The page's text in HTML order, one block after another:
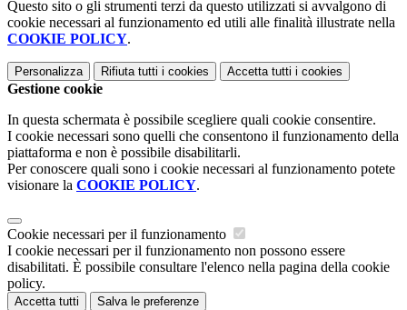
Questo sito o gli strumenti terzi da questo utilizzati si avvalgono di
cookie necessari al funzionamento ed utili alle finalità illustrate nella
COOKIE POLICY.
Personalizza Rifiuta tutti i cookies Accetta tutti i cookies
Gestione cookie
In questa schermata è possibile scegliere quali cookie consentire.
I cookie necessari sono quelli che consentono il funzionamento della
piattaforma e non è possibile disabilitarli.
Per conoscere quali sono i cookie necessari al funzionamento potete
visionare la COOKIE POLICY.
Cookie necessari per il funzionamento
I cookie necessari per il funzionamento non possono essere
disabilitati. È possibile consultare l'elenco nella pagina della cookie
policy.
Accetta tutti Salva le preferenze